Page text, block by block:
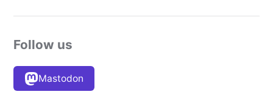
Follow us
Mastodon